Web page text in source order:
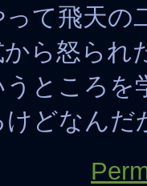
て飛天の
ら怒られ
ところを
けどなん